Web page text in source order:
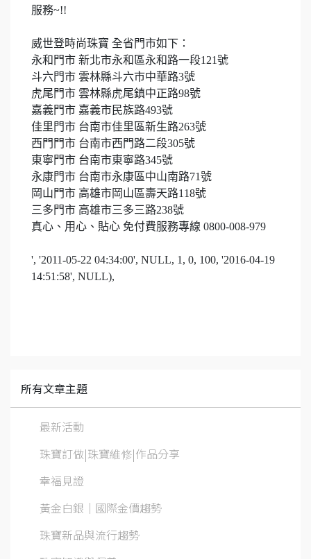
服務~!!
威世登時尚珠寶 全省門市如下：
永和門市 新北市永和區永和路一段121號
斗六門市 雲林縣斗六市中華路3號
虎尾門市 雲林縣虎尾鎮中正路98號
嘉義門市 嘉義市民族路493號
佳里門市 台南市佳里區新生路263號
西門門市 台南市西門路二段305號
東寧門市 台南市東寧路345號
永康門市 台南市永康區中山南路71號
岡山門市 高雄市岡山區壽天路118號
三多門市 高雄市三多三路238號
真心、用心、貼心 免付費服務專線 0800-008-979
', '2011-05-22 04:34:00', NULL, 1, 0, 100, '2016-04-19
14:51:58', NULL),
所有文章主題
最新活動
珠寶訂做|珠寶維修|作品分享
幸福見證
黃金白銀│國際金價趨勢
珠寶新品與流行趨勢